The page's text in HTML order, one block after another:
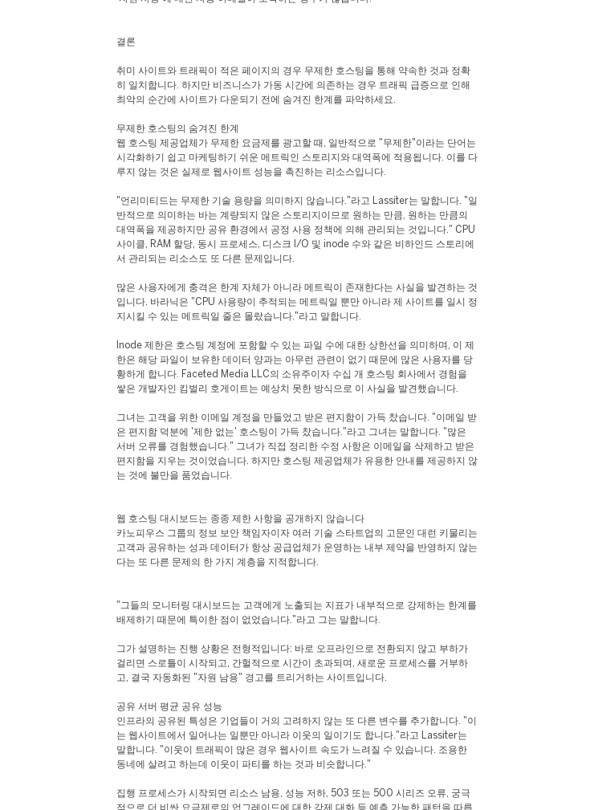
결론
취미 사이트와 트래픽이 적은 페이지의 경우 무제한 호스팅을 통해 약속한 것과 정확
히 일치합니다. 하지만 비즈니스가 가동 시간에 의존하는 경우 트래픽 급증으로 인해
최악의 순간에 사이트가 다운되기 전에 숨겨진 한계를 파악하세요.
무제한 호스팅의 숨겨진 한계
웹 호스팅 제공업체가 무제한 요금제를 광고할 때, 일반적으로 "무제한"이라는 단어는
시각화하기 쉽고 마케팅하기 쉬운 메트릭인 스토리지와 대역폭에 적용됩니다. 이를 다
루지 않는 것은 실제로 웹사이트 성능을 촉진하는 리소스입니다.
"언리미티드는 무제한 기술 용량을 의미하지 않습니다."라고 Lassiter는 말합니다. "일
반적으로 의미하는 바는 계량되지 않은 스토리지이므로 원하는 만큼, 원하는 만큼의
대역폭을 제공하지만 공유 환경에서 공정 사용 정책에 의해 관리되는 것입니다." CPU
사이클, RAM 할당, 동시 프로세스, 디스크 I/O 및 inode 수와 같은 비하인드 스토리에
서 관리되는 리소스도 또 다른 문제입니다.
많은 사용자에게 충격은 한계 자체가 아니라 메트릭이 존재한다는 사실을 발견하는 것
입니다. 바라닉은 "CPU 사용량이 추적되는 메트릭일 뿐만 아니라 제 사이트를 일시 정
지시킬 수 있는 메트릭일 줄은 몰랐습니다."라고 말합니다.
Inode 제한은 호스팅 계정에 포함할 수 있는 파일 수에 대한 상한선을 의미하며, 이 제
한은 해당 파일이 보유한 데이터 양과는 아무런 관련이 없기 때문에 많은 사용자를 당
황하게 합니다. Faceted Media LLC의 소유주이자 수십 개 호스팅 회사에서 경험을
쌓은 개발자인 킴벌리 호게이트는 예상치 못한 방식으로 이 사실을 발견했습니다.
그녀는 고객을 위한 이메일 계정을 만들었고 받은 편지함이 가득 찼습니다. "이메일 받
은 편지함 덕분에 '제한 없는' 호스팅이 가득 찼습니다."라고 그녀는 말합니다. "많은
서버 오류를 경험했습니다." 그녀가 직접 정리한 수정 사항은 이메일을 삭제하고 받은
편지함을 지우는 것이었습니다. 하지만 호스팅 제공업체가 유용한 안내를 제공하지 않
는 것에 불만을 품었습니다.
웹 호스팅 대시보드는 종종 제한 사항을 공개하지 않습니다
카노피우스 그룹의 정보 보안 책임자이자 여러 기술 스타트업의 고문인 대런 키물리는
고객과 공유하는 성과 데이터가 항상 공급업체가 운영하는 내부 제약을 반영하지 않는
다는 또 다른 문제의 한 가지 계층을 지적합니다.
"그들의 모니터링 대시보드는 고객에게 노출되는 지표가 내부적으로 강제하는 한계를
배제하기 때문에 특이한 점이 없었습니다."라고 그는 말합니다.
그가 설명하는 진행 상황은 전형적입니다: 바로 오프라인으로 전환되지 않고 부하가
걸리면 스로틀이 시작되고, 간헐적으로 시간이 초과되며, 새로운 프로세스를 거부하
고, 결국 자동화된 "자원 남용" 경고를 트리거하는 사이트입니다.
공유 서버 평균 공유 성능
인프라의 공유된 특성은 기업들이 거의 고려하지 않는 또 다른 변수를 추가합니다. "이
는 웹사이트에서 일어나는 일뿐만 아니라 이웃의 일이기도 합니다."라고 Lassiter는
말합니다. "이웃이 트래픽이 많은 경우 웹사이트 속도가 느려질 수 있습니다. 조용한
동네에 살려고 하는데 이웃이 파티를 하는 것과 비슷합니다."
집행 프로세스가 시작되면 리소스 남용, 성능 저하, 503 또는 500 시리즈 오류, 궁극
적으로 더 비싼 요금제로의 업그레이드에 대한 강제 대화 등 예측 가능한 패턴을 따릅